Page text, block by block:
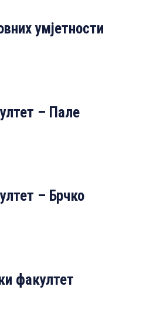
умјетности
– Пале
– Брчко
факултет